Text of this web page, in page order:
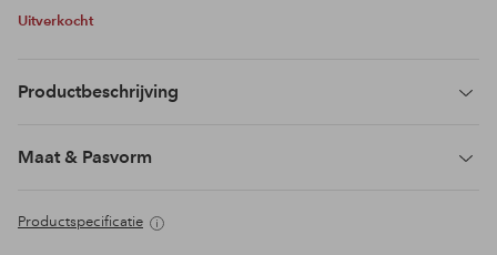
Uitverkocht
Productbeschrijving
Maat & Pasvorm
Productspecificatie